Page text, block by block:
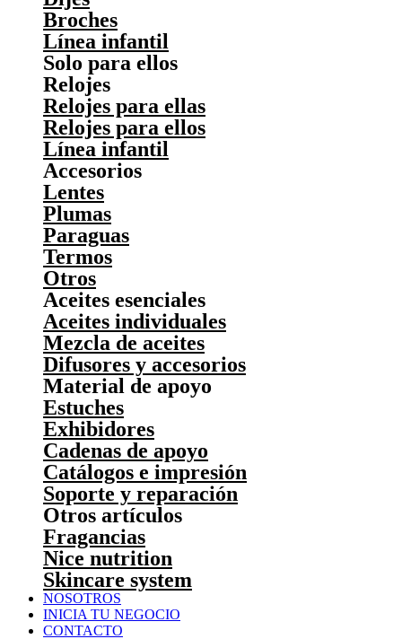
Broches
Línea infantil
Solo para ellos
Relojes
Relojes para ellas
Relojes para ellos
Línea infantil
Accesorios
Lentes
Plumas
Paraguas
Termos
Otros
Aceites esenciales
Aceites individuales
Mezcla de aceites
Difusores y accesorios
Material de apoyo
Estuches
Exhibidores
Cadenas de apoyo
Catálogos e impresión
Soporte y reparación
Otros artículos
Fragancias
Nice nutrition
Skincare system
NOSOTROS
INICIA TU NEGOCIO
CONTACTO